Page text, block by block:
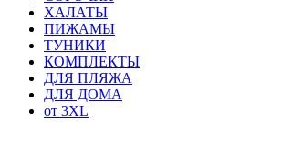
ХАЛАТЫ
ПИЖАМЫ
ТУНИКИ
КОМПЛЕКТЫ
ДЛЯ ПЛЯЖА
ДЛЯ ДОМА
от 3XL